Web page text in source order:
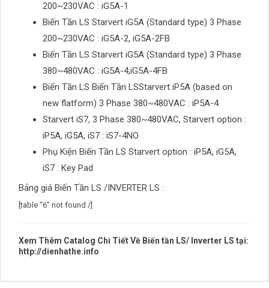
200~230VAC : iG5A-1
Biến Tần LS Starvert iG5A (Standard type) 3 Phase
200~230VAC : iG5A-2, iG5A-2FB
Biến Tần LS Starvert iG5A (Standard type) 3 Phase
380~480VAC : iG5A-4,iG5A-4FB
Biến Tần LS Biến Tần LSStarvert iP5A (based on
new flatform) 3 Phase 380~480VAC : iP5A-4
Starvert iS7, 3 Phase 380~480VAC, Starvert option :
iP5A, iG5A, iS7 : iS7-4NO
Phụ Kiện Biến Tần LS Starvert option : iP5A, iG5A,
iS7 : Key Pad
Bảng giá Biến Tần LS /INVERTER LS :
[table “6” not found /]
Xem Thêm Catalog Chi Tiết Về Biến tần LS/ Inverter LS tại:
http://dienhathe.info